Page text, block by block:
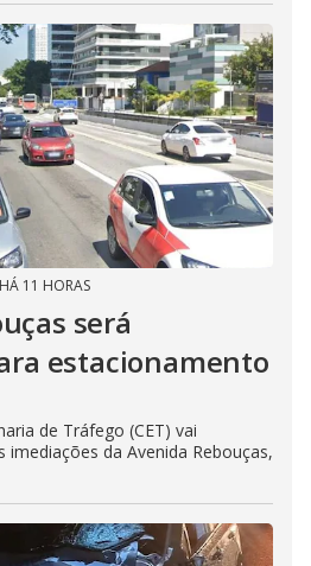
HÁ 11 HORAS
será
estacionamento
de Tráfego (CET) vai
da Avenida Rebouças,